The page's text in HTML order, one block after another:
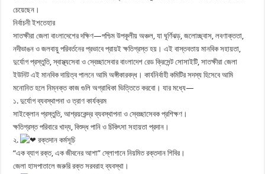
চেয়েছেন।
নির্বাচনী ইশতেহার
সাতক্ষীরা জেলা বাংলাদেশের দক্ষিণ—পশ্চিম উপকূলীয় অঞ্চল, যা ঘূর্ণিঝড়, জলোচ্ছ্বাস, লবণাক্ততা,
নদীভাঙন ও জলবায়ু পরিবর্তনের প্রভাবে প্রায়ই ক্ষতিগ্রস্ত হয়। এই বাস্তবতায় মানবিক সহায়তা,
দুর্যোগ প্রস্তুতি, স্বাস্থ্যসেবা ও স্বেচ্ছাসেবার বাংলাদেশ রেড ক্রিসেন্ট সোসাইটি, সাতক্ষীরা জেলা
ইউনিট এই মানবিক দায়িত্ব পালনে আমি অঙ্গীকারবদ্ধ। কার্যনির্বাহী কমিটির সদস্য হিসেবে আমি
মনোনিত হলে নিম্নক্ত কাজ গুলি অগ্রাধিকা ভিত্তিতে করবো। যার মধ্যে—
১. দুর্যোগ ব্যবস্থাপনা ও ত্রাণ কার্যক্রম
সাইক্লোন প্রস্তুতি, আশ্রয়কেন্দ্র ব্যবস্থাপনা ও স্বেচ্ছাসেবক প্রশিক্ষণ।
ক্ষতিগ্রস্ত পরিবারে খাদ্য, বিশুদ্ধ পানি ও চিকিৎসা সহায়তা প্রদান।
২.
রক্তদান কর্মসূচি
“এক ব্যাগ রক্ত, এক জীবনের আশা” স্লোগানে নিয়মিত রক্তদান শিবির।
জেলা হাসপাতালে জরুরি রক্ত সরবরাহ ব্যবস্থা।